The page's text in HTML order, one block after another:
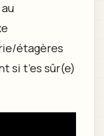
étagères
si t’es sûr(e)